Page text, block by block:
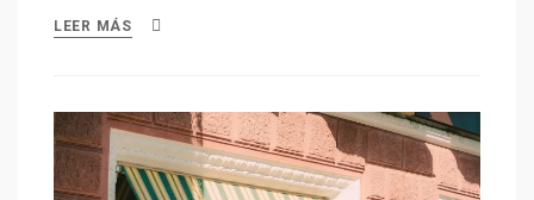
LEER MÁS